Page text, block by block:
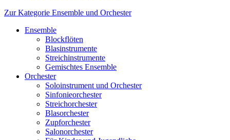
Zur Kategorie Ensemble und Orchester
Ensemble
Blockflöten
Blasinstrumente
Streichinstrumente
Gemischtes Ensemble
Orchester
Soloinstrument und Orchester
Sinfonieorchester
Streichorchester
Blasorchester
Zupforchester
Salonorchester